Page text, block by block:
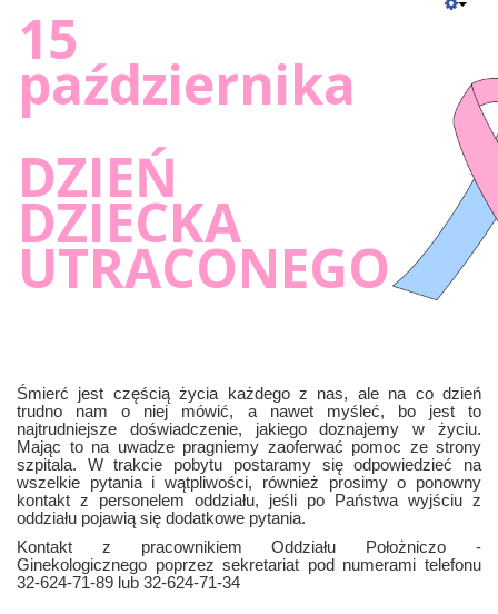
15
października
DZIEŃ
DZIECKA
UTRACONEGO
Śmierć jest częścią życia każdego z nas, ale na co dzień
trudno nam o niej mówić, a nawet myśleć, bo jest to
najtrudniejsze doświadczenie, jakiego doznajemy w życiu.
Mając to na uwadze pragniemy zaoferwać pomoc ze strony
szpitala. W trakcie pobytu postaramy się odpowiedzieć na
wszelkie pytania i wątpliwości, również prosimy o ponowny
kontakt z personelem oddziału, jeśli po Państwa wyjściu z
oddziału pojawią się dodatkowe pytania.
Kontakt z pracownikiem Oddziału Położniczo -
Ginekologicznego poprzez sekretariat pod numerami telefonu
32-624-71-89 lub 32-624-71-34